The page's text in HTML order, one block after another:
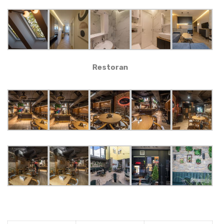
Restoran